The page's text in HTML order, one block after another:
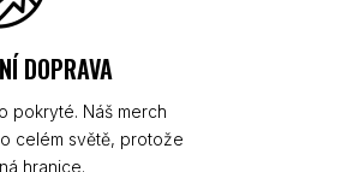
DOPRAVA
pokryté. Náš merch
celém světě, protože
hranice.